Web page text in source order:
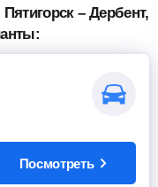
– Дербент,
Посмотреть